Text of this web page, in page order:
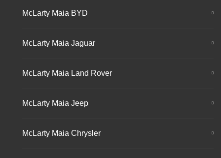
McLarty Maia BYD
McLarty Maia Jaguar
McLarty Maia Land Rover
McLarty Maia Jeep
McLarty Maia Chrysler